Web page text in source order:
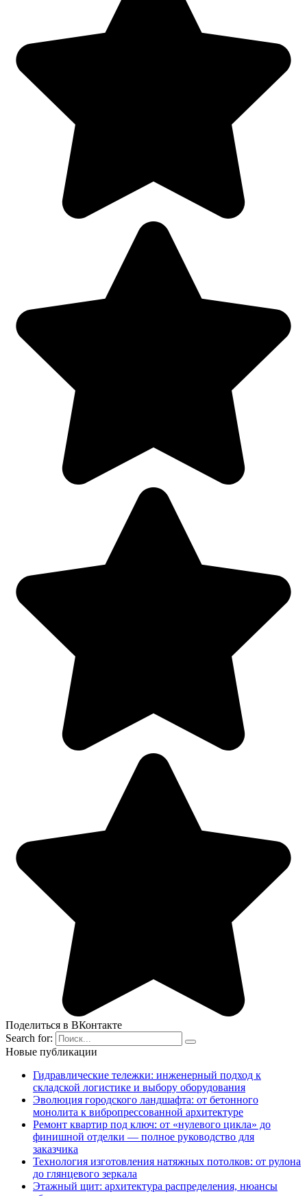
Поделиться в ВКонтакте
Search for:
Новые публикации
Гидравлические тележки: инженерный подход к
складской логистике и выбору оборудования
Эволюция городского ландшафта: от бетонного
монолита к вибропрессованной архитектуре
Ремонт квартир под ключ: от «нулевого цикла» до
финишной отделки — полное руководство для
заказчика
Технология изготовления натяжных потолков: от рулона
до глянцевого зеркала
Этажный щит: архитектура распределения, нюансы